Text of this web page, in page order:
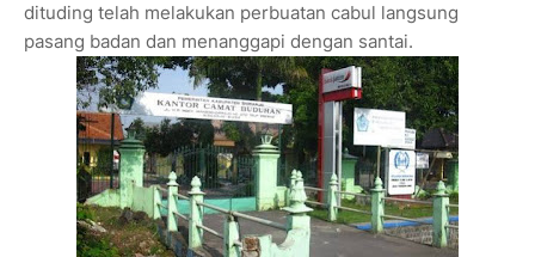
dituding telah melakukan perbuatan cabul langsung
pasang badan dan menanggapi dengan santai.